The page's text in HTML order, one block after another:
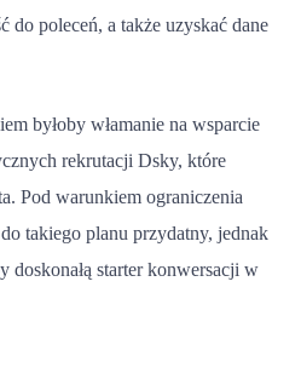
do poleceń, a także uzyskać dane
byłoby włamanie na wsparcie
rekrutacji Dsky, które
Pod warunkiem ograniczenia
takiego planu przydatny, jednak
doskonałą starter konwersacji w